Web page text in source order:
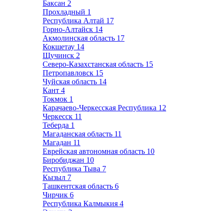
Баксан 2
Прохладный 1
Республика Алтай 17
Горно-Алтайск 14
Акмолинская область 17
Кокшетау 14
Щучинск 2
Северо-Казахстанская область 15
Петропавловск 15
Чуйская область 14
Кант 4
Токмок 1
Карачаево-Черкесская Республика 12
Черкесск 11
Теберда 1
Магаданская область 11
Магадан 11
Еврейская автономная область 10
Биробиджан 10
Республика Тыва 7
Кызыл 7
Ташкентская область 6
Чирчик 6
Республика Калмыкия 4